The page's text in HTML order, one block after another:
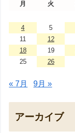
月 火
4
5
11
12
18
19
25
26
« 7月 9月 »
アーカイブ